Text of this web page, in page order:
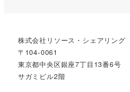
株式会社リソース・シェアリング
〒104-0061
東京都中央区銀座7丁目13番6号
サガミビル2階